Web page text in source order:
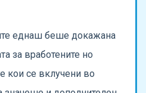
еднаш беше докажана
за вработените но
кои се вклучени во